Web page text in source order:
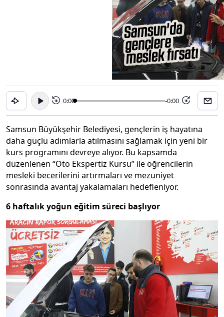
15 0:00 -0:00 15
Samsun Büyükşehir Belediyesi, gençlerin iş hayatına
daha güçlü adımlarla atılmasını sağlamak için yeni bir
kurs programını devreye alıyor. Bu kapsamda
düzenlenen “Oto Ekspertiz Kursu” ile öğrencilerin
mesleki becerilerini artırmaları ve mezuniyet
sonrasında avantaj yakalamaları hedefleniyor.
6 haftalık yoğun eğitim süreci başlıyor